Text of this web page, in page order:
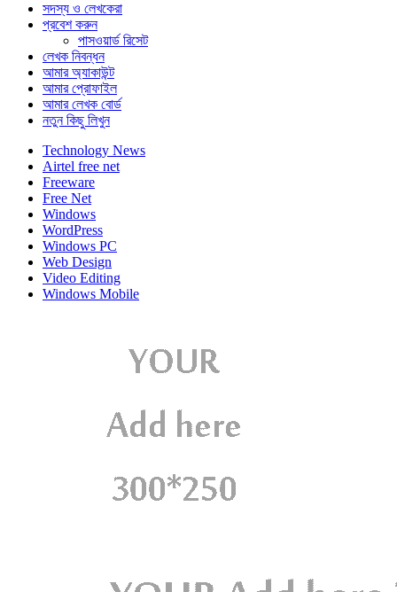
সদস্য ও লেখকেরা
প্রবেশ করুন
পাসওয়ার্ড রিসেট
লেখক নিবন্ধন
আমার অ্যাকাউন্ট
আমার প্রোফাইল
আমার লেখক বোর্ড
নতুন কিছু লিখুন
Technology News
Airtel free net
Freeware
Free Net
Windows
WordPress
Windows PC
Web Design
Video Editing
Windows Mobile